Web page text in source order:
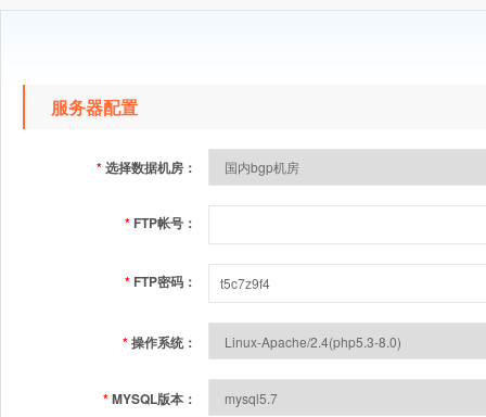
服务器配置
*选择数据机房：
* FTP帐号：
* FTP密码：
*操作系统：
*MYSQL版本：